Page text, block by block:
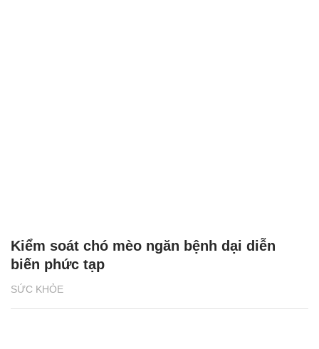
SỨC KHỎE
Kiểm soát chó mèo ngăn bệnh dại diễn
biến phức tạp